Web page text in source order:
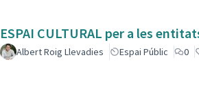
ESPAI CULTURAL per a les
Albert Roig Llevadies Espai Públic 0